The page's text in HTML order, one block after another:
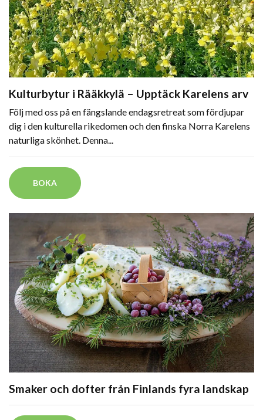
Kulturbytur i Rääkkylä – Upptäck Karelens arv
Följ med oss på en fängslande endagsretreat som fördjupar
dig i den kulturella rikedomen och den finska Norra Karelens
naturliga skönhet. Denna...
BOKA
Smaker och dofter från Finlands fyra landskap